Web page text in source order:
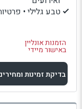
טבע גלילי •
הזמנות אונליין
באישור מיידי
בדיקת זמינות
למתחם זה